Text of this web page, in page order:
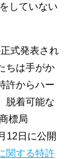
していない
式発表され
ちは手がか
許からハー
脱着可能な
標局
12日に公開
関する特許